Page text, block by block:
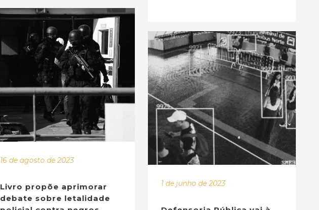
16 de agosto de 2023
Livro propõe aprimorar
debate sobre letalidade
1 de junho de 2023